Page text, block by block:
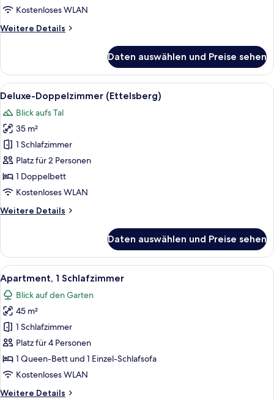
Kostenloses WLAN
Weitere Details
Weitere
Doppelzimmer
(Schneeberg)
Daten auswählen und Preise sehen
Alle
Fotos
für
Deluxe-
Doppelzimmer
(Ettelsberg)
anzeigen
Deluxe-Doppelzimmer (Ettelsberg) |
5
Deluxe-Doppelzimmer (Ettelsberg)
Blick aufs Tal
35 m²
1 Schlafzimmer
Platz für 2 Personen
1 Doppelbett
Kostenloses WLAN
Weitere Details
Weitere
Doppelzimmer
(Ettelsberg)
Daten auswählen und Preise sehen
Alle
Fotos
für
Apartment,
Schlafzimmer
anzeigen
Apartment, 1 Schlafzimmer |
5
Apartment, 1 Schlafzimmer
Blick auf den Garten
45 m²
1 Schlafzimmer
Platz für 4 Personen
1 Queen-Bett und 1 Einzel-Schlafsofa
Kostenloses WLAN
Weitere Details
Weitere